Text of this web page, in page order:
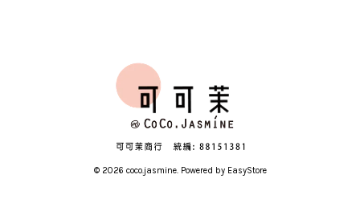
© 2026 coco.jasmine. Powered by EasyStore